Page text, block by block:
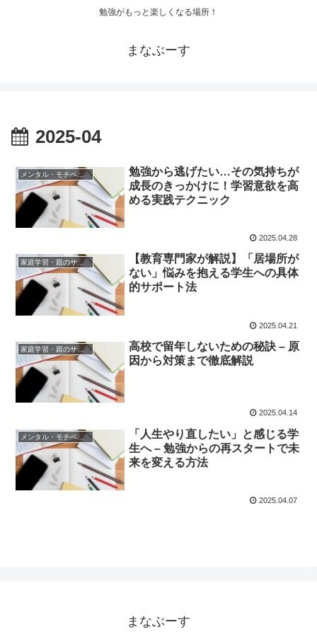
勉強がもっと楽しくなる場所！
まなぶーす
2025-04
メンタル・モチベーション
勉強から逃げたい…その気持ちが
成長のきっかけに！学習意欲を高
める実践テクニック
2025.04.28
家庭学習・親のサポート
【教育専門家が解説】「居場所が
ない」悩みを抱える学生への具体
的サポート法
2025.04.21
家庭学習・親のサポート
高校で留年しないための秘訣 – 原
因から対策まで徹底解説
2025.04.14
メンタル・モチベーション
「人生やり直したい」と感じる学
生へ – 勉強からの再スタートで未
来を変える方法
2025.04.07
まなぶーす